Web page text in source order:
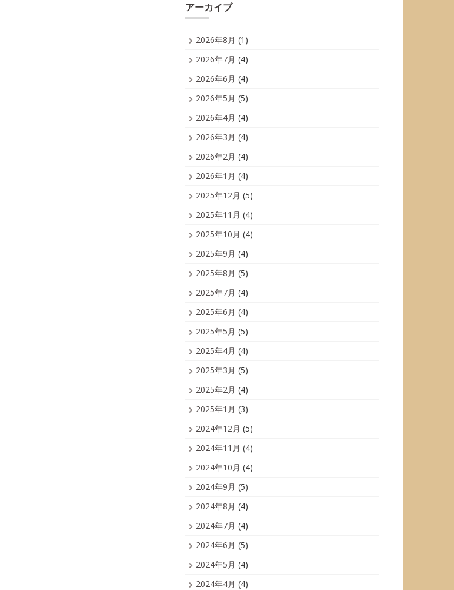
アーカイブ
2026年8月 (1)
2026年7月 (4)
2026年6月 (4)
2026年5月 (5)
2026年4月 (4)
2026年3月 (4)
2026年2月 (4)
2026年1月 (4)
2025年12月 (5)
2025年11月 (4)
2025年10月 (4)
2025年9月 (4)
2025年8月 (5)
2025年7月 (4)
2025年6月 (4)
2025年5月 (5)
2025年4月 (4)
2025年3月 (5)
2025年2月 (4)
2025年1月 (3)
2024年12月 (5)
2024年11月 (4)
2024年10月 (4)
2024年9月 (5)
2024年8月 (4)
2024年7月 (4)
2024年6月 (5)
2024年5月 (4)
2024年4月 (4)